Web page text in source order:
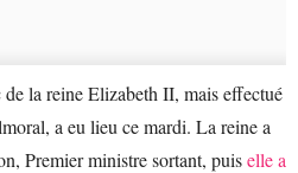
la reine Elizabeth II, mais effectué
a eu lieu ce mardi. La reine a
Premier ministre sortant, puiselle a